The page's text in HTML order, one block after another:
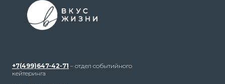
+7(499)647-42-71 – отдел событийного
кейтеринга